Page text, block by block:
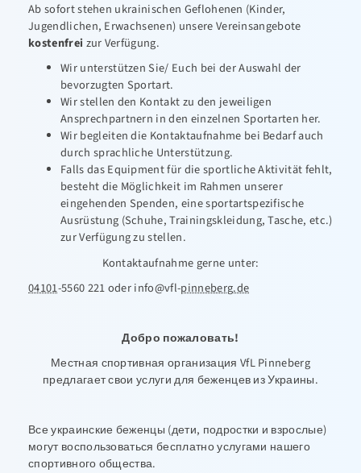
Ab sofort stehen ukrainischen Geflohenen (Kinder,
Jugendlichen, Erwachsenen) unsere Vereinsangebote
kostenfrei zur Verfügung.
Wir unterstützen Sie/ Euch bei der Auswahl der
bevorzugten Sportart.
Wir stellen den Kontakt zu den jeweiligen
Ansprechpartnern in den einzelnen Sportarten her.
Wir begleiten die Kontaktaufnahme bei Bedarf auch
durch sprachliche Unterstützung.
Falls das Equipment für die sportliche Aktivität fehlt,
besteht die Möglichkeit im Rahmen unserer
eingehenden Spenden, eine sportartspezifische
Ausrüstung (Schuhe, Trainingskleidung, Tasche, etc.)
zur Verfügung zu stellen.
Kontaktaufnahme gerne unter:
04101-5560 221 oderinfo@vfl-pinneberg.de
Добро пожаловать!
Местная спортивная организация VfL Pinneberg
предлагает свои услуги для беженцев из Украины.
Все украинские беженцы (дети, подростки и взрослые)
могут воспользоваться бесплатно услугами нашего
спортивного общества.